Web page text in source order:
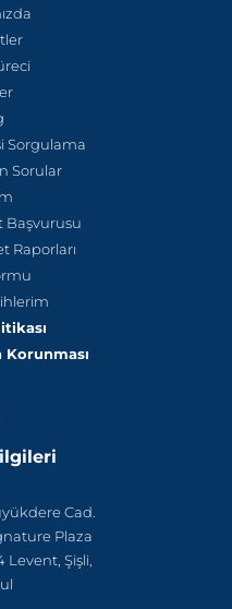
Sorgulama
Sorular
Başvurusu
Raporları
Cad.
Plaza
Levent, Şişli,